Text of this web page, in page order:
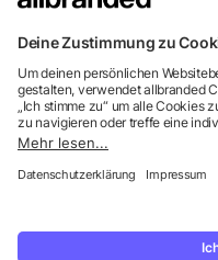
Wir verkaufen
Vereine.